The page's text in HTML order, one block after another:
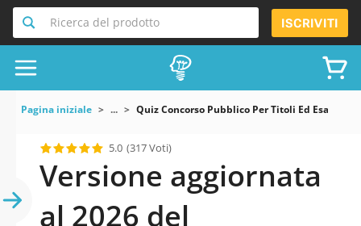
Ricerca del prodotto ISCRIVITI
Pagina iniziale ... Quiz Concorso Pubblico Per Titoli Ed Esami
5.0 (317 Voti)
Versione aggiornata
al 2026 del